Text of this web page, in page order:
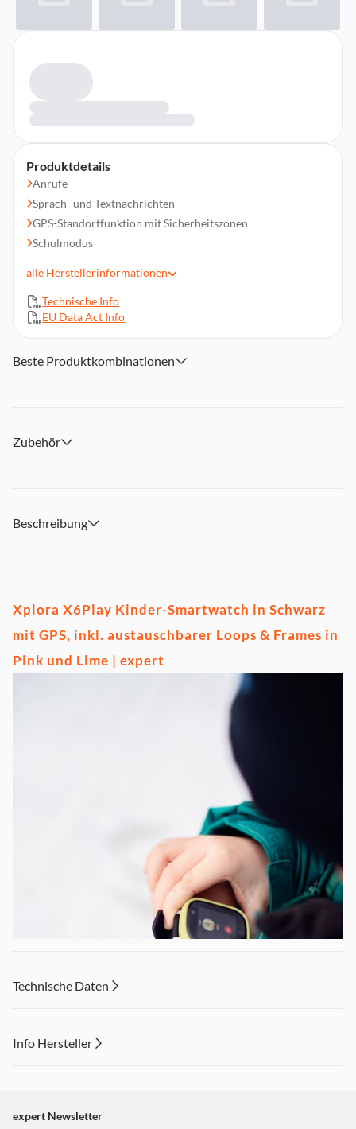
Produktdetails
Anrufe
Sprach- und Textnachrichten
GPS-Standortfunktion mit Sicherheitszonen
Schulmodus
8 GB Speicher
1,52‘‘ TFT-Bildschirm
880 mAh
Individualisierbar durch austauschbare Loops, Frames
alle Herstellerinformationen
Technische Info
EU Data Act Info
Beste Produktkombinationen
Zubehör
Beschreibung
Xplora X6Play Kinder-Smartwatch in Schwarz
mit GPS, inkl. austauschbarer Loops & Frames in
Pink und Lime | expert
Technische Daten
Info Hersteller
"Marketing".
expert Newsletter